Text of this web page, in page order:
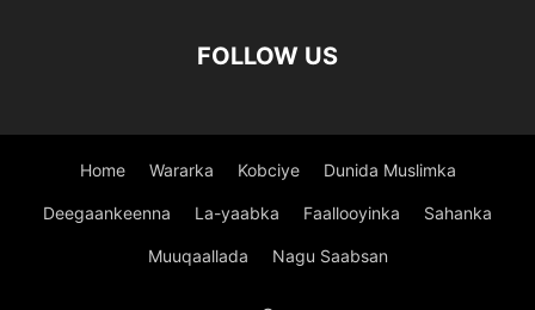
FOLLOW US
Home Wararka Kobciye Dunida Muslimka
Deegaankeenna La-yaabka Faallooyinka Sahanka
Muuqaallada Nagu Saabsan